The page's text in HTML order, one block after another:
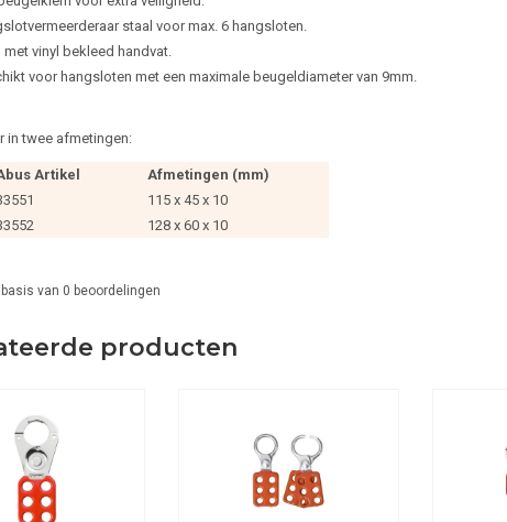
staal voor max. 6 hangsloten.
met vinyl bekleed handvat.
voor hangsloten met een maximale beugeldiameter van 9mm.
in twee afmetingen:
Artikel
Afmetingen (mm)
115 x 45 x 10
128 x 60 x 10
van 0 beoordelingen
producten